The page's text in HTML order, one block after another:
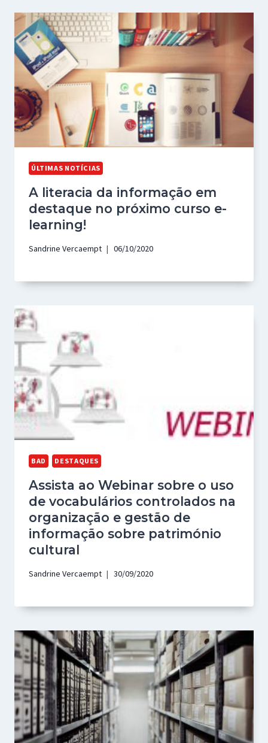
ÚLTIMAS NOTÍCIAS
A literacia da informação em
destaque no próximo curso e-
learning!
Sandrine Vercaempt 06/10/2020
BAD DESTAQUES
Assista ao Webinar sobre o uso
de vocabulários controlados na
organização e gestão de
informação sobre património
cultural
Sandrine Vercaempt 30/09/2020